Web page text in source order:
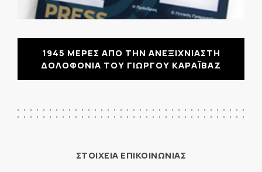
1945 ΜΕΡΕΣ ΑΠΟ ΤΗΝ ΑΝΕΞΙΧΝΙΑΣΤΗ
ΔΟΛΟΦΟΝΙΑ ΤΟΥ ΓΙΩΡΓΟΥ ΚΑΡΑΪΒΑΖ
ΣΤΟΙΧΕΙΑ ΕΠΙΚΟΙΝΩΝΙΑΣ